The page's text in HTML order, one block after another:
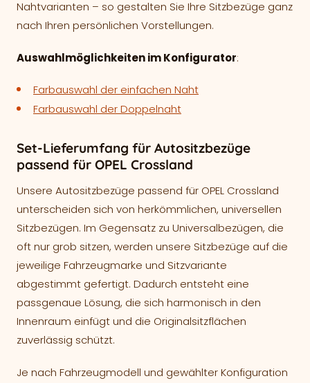
Nahtvarianten – so gestalten Sie Ihre Sitzbezüge ganz
nach Ihren persönlichen Vorstellungen.
Auswahlmöglichkeiten im Konfigurator:
Farbauswahl der einfachen Naht
Farbauswahl der Doppelnaht
Set-Lieferumfang für Autositzbezüge
passend für OPEL Crossland
Unsere Autositzbezüge passend für OPEL Crossland
unterscheiden sich von herkömmlichen, universellen
Sitzbezügen. Im Gegensatz zu Universalbezügen, die
oft nur grob sitzen, werden unsere Sitzbezüge auf die
jeweilige Fahrzeugmarke und Sitzvariante
abgestimmt gefertigt. Dadurch entsteht eine
passgenaue Lösung, die sich harmonisch in den
Innenraum einfügt und die Originalsitzflächen
zuverlässig schützt.
Je nach Fahrzeugmodell und gewählter Konfiguration